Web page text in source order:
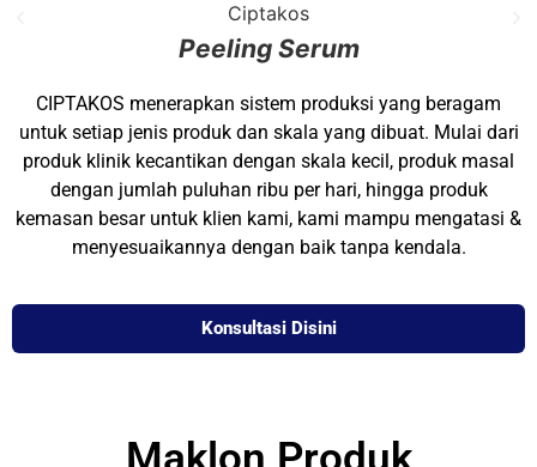
CIPTAKOS menerapkan sistem produksi yang beragam
untuk setiap jenis produk dan skala yang dibuat. Mulai dari
produk klinik kecantikan dengan skala kecil, produk masal
dengan jumlah puluhan ribu per hari, hingga produk
kemasan besar untuk klien kami, kami mampu mengatasi &